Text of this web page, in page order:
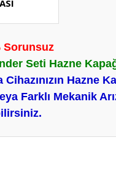
Sorunsuz
Seti Hazne
Hazne
Farklı Mekanik